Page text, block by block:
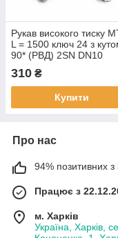
Рукав високого тиску
L = 1500 ключ 24 з
90* (РВД) 2SN DN10
310 ₴
Купити
Про нас
94% позитивних з
Працює з
м. Харків
Україна, Харків,